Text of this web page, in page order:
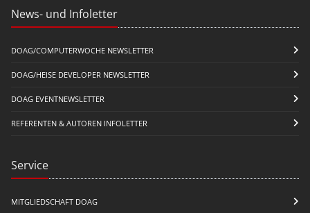
News- und Infoletter
DOAG/COMPUTERWOCHE NEWSLETTER
DOAG/HEISE DEVELOPER NEWSLETTER
DOAG EVENTNEWSLETTER
REFERENTEN & AUTOREN INFOLETTER
Service
MITGLIEDSCHAFT DOAG